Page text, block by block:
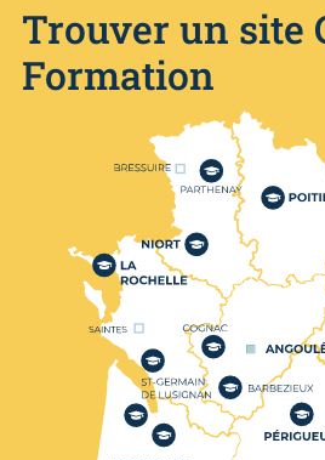
Trouver un site
Formation
Nos centres de formation